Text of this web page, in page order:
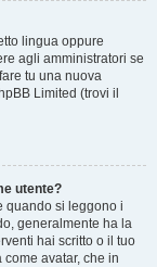
lingua oppure
agli amministratori se
tu una nuova
Limited (trovi il
utente?
quando si leggono i
generalmente ha la
hai scritto o il tuo
come avatar, che in